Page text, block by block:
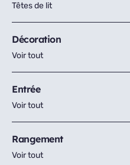
Têtes de lit
Décoration
Voir tout
Entrée
Voir tout
Rangement
Voir tout